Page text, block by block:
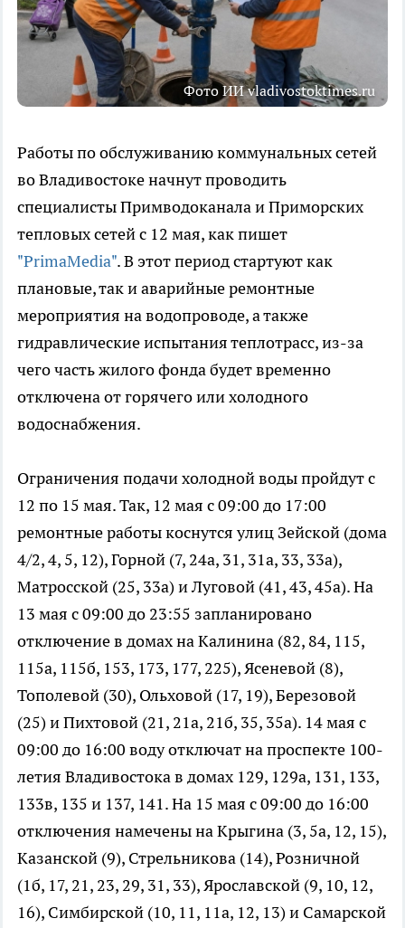
Фото ИИ vladivostoktimes.ru
Работы по обслуживанию коммунальных сетей
во Владивостоке начнут проводить
специалисты Примводоканала и Приморских
тепловых сетей с 12 мая, как пишет
"PrimaMedia". В этот период стартуют как
плановые, так и аварийные ремонтные
мероприятия на водопроводе, а также
гидравлические испытания теплотрасс, из-за
чего часть жилого фонда будет временно
отключена от горячего или холодного
водоснабжения.
Ограничения подачи холодной воды пройдут с
12 по 15 мая. Так, 12 мая с 09:00 до 17:00
ремонтные работы коснутся улиц Зейской (дома
4/2, 4, 5, 12), Горной (7, 24а, 31, 31а, 33, 33а),
Матросской (25, 33а) и Луговой (41, 43, 45а). На
13 мая с 09:00 до 23:55 запланировано
отключение в домах на Калинина (82, 84, 115,
115а, 115б, 153, 173, 177, 225), Ясеневой (8),
Тополевой (30), Ольховой (17, 19), Березовой
(25) и Пихтовой (21, 21а, 21б, 35, 35а). 14 мая с
09:00 до 16:00 воду отключат на проспекте 100-
летия Владивостока в домах 129, 129а, 131, 133,
133в, 135 и 137, 141. На 15 мая с 09:00 до 16:00
отключения намечены на Крыгина (3, 5а, 12, 15),
Казанской (9), Стрельникова (14), Розничной
(1б, 17, 21, 23, 29, 31, 33), Ярославской (9, 10, 12,
16), Симбирской (10, 11, 11а, 12, 13) и Самарской